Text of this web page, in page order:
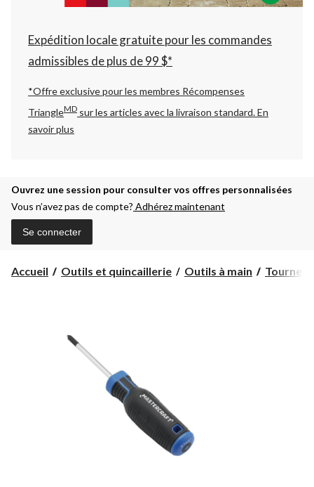
Expédition locale gratuite pour les commandes
admissibles de plus de 99 $*
*Offre exclusive pour les membres Récompenses
TriangleMD sur les articles avec la livraison standard.En
savoir plus
Ouvrez une session pour consulter vos offres personnalisées
Vous n’avez pas de compte? Adhérez maintenant
Se connecter
Accueil Outils et quincaillerie Outils à main